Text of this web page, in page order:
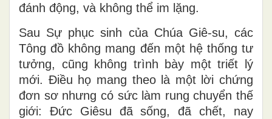
đánh động, và không thể im lặng.
Sau Sự phục sinh của Chúa Giê-su, các
Tông đồ không mang đến một hệ thống tư
tưởng, cũng không trình bày một triết lý
mới. Điều họ mang theo là một lời chứng
đơn sơ nhưng có sức làm rung chuyển thế
giới: Đức Giêsu đã sống, đã chết, nay